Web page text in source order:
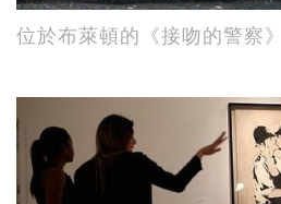
位於布萊頓的《接吻的警察》